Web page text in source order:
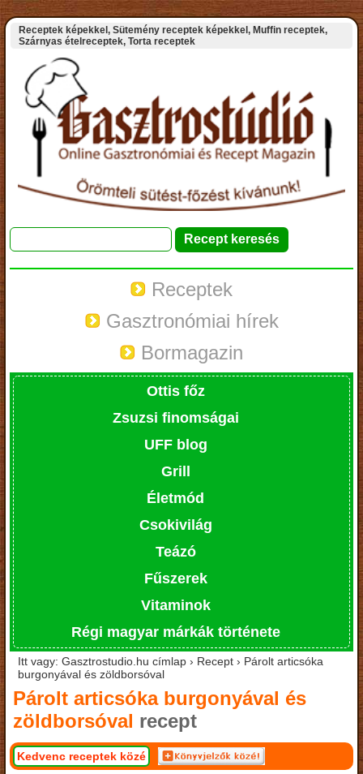
Receptek képekkel, Sütemény receptek képekkel, Muffin receptek,
Szárnyas ételreceptek, Torta receptek
Receptek
Gasztronómiai hírek
Bormagazin
Ottis főz
Zsuzsi finomságai
UFF blog
Grill
Életmód
Csokivilág
Teázó
Fűszerek
Vitaminok
Régi magyar márkák története
Itt vagy: Gasztrostudio.hu címlap › Recept › Párolt articsóka
burgonyával és zöldborsóval
Párolt articsóka burgonyával és
zöldborsóval recept
Kedvenc receptek közé